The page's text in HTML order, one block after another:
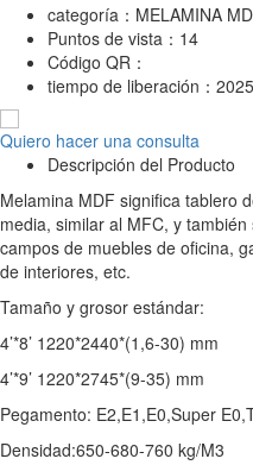
categoría： MELAMINA
Puntos de vista： 14
Código QR：
tiempo de liberación：
Quiero hacer una consulta
Descripción del Producto
Melamina MDF significa tablero
media, similar al MFC, y
campos de muebles de oficina,
de interiores, etc.
Tamaño y grosor estándar:
4’*8’ 1220*2440*(1,6-30) mm
4’*9’ 1220*2745*(9-35) mm
Pegamento: E2,E1,E0,Super
Densidad:650-680-760 kg/M3